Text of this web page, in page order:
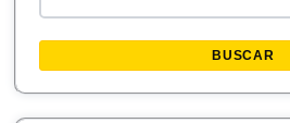
BUSCAR